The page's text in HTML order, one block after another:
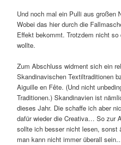
Und noch mal ein Pulli aus großen
Wobei das hier durch die
Effekt bekommt. Trotzdem nicht
wollte.
Zum Abschluss widment sich ein
Skandinavischen Textiltraditionen
Aiguille en Fête. (Und nicht
Traditionen.) Skandinavien ist
dieses Jahr. Die schaffe ich aber
dafür wieder die Creativa… So zur
sollte ich besser nicht lesen, sonst
man kann nicht immer überall